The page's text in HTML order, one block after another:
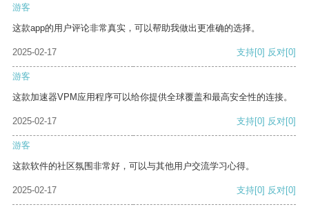
游客
这款app的用户评论非常真实，可以帮助我做出更准确的选择。
2025-02-17 支持[0] 反对[0]
游客
这款加速器VPM应用程序可以给你提供全球覆盖和最高安全性的连接。
2025-02-17 支持[0] 反对[0]
游客
这款软件的社区氛围非常好，可以与其他用户交流学习心得。
2025-02-17 支持[0] 反对[0]